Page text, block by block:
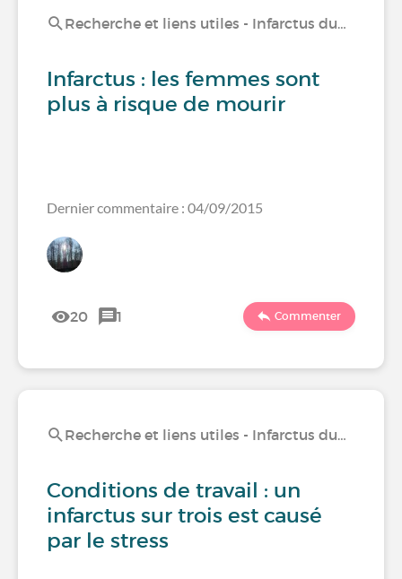
Recherche et liens utiles - Infarctus du…
Infarctus : les femmes sont
plus à risque de mourir
Dernier commentaire : 04/09/2015
20 1 Commenter
Recherche et liens utiles - Infarctus du…
Conditions de travail : un
infarctus sur trois est causé
par le stress